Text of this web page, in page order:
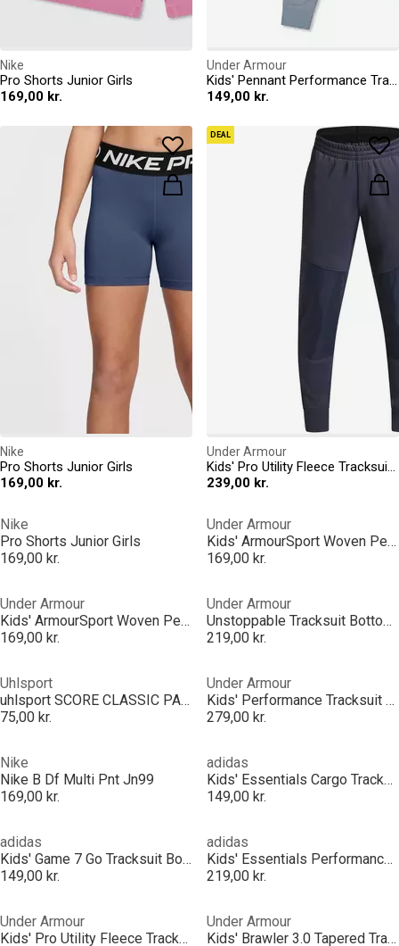
Nike
Pro Shorts Junior Girls
169,00 kr.
Under Armour
Kids' Pennant Performance Tracksuit Bottoms
149,00 kr.
Nike
Pro Shorts Junior Girls
169,00 kr.
DEAL
Under Armour
Kids' Pro Utility Fleece Tracksuit Bottoms
239,00 kr.
Nike
Pro Shorts Junior Girls
169,00 kr.
Under Armour
Kids' ArmourSport Woven Performance Tracksuit Bottom
169,00 kr.
Under Armour
Kids' ArmourSport Woven Performance Tracksuit Bottom
169,00 kr.
Under Armour
Unstoppable Tracksuit Bottoms Junior Boys
219,00 kr.
Uhlsport
uhlsport SCORE CLASSIC PANTS
75,00 kr.
Under Armour
Kids' Performance Tracksuit Bottoms
279,00 kr.
Nike
Nike B Df Multi Pnt Jn99
169,00 kr.
adidas
Kids' Essentials Cargo Tracksuit Bottoms
149,00 kr.
adidas
Kids' Game 7 Go Tracksuit Bottoms
149,00 kr.
adidas
Kids' Essentials Performance Tracksuit Bottoms
219,00 kr.
Under Armour
Kids' Pro Utility Fleece Tracksuit Bottoms
Under Armour
Kids' Brawler 3.0 Tapered Tracksuit Bottoms